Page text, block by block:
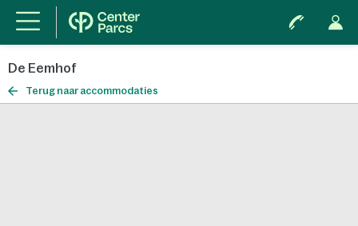
De Eemhof
Terug naar accommodaties